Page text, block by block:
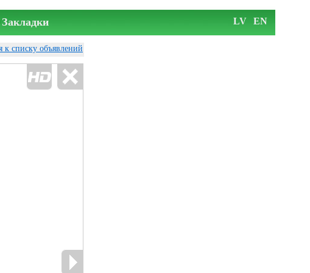
Закладки LV EN
к списку объявлений